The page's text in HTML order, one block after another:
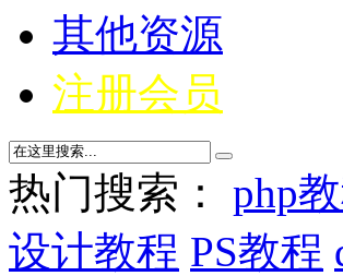
其他资源
注册会员
热门搜索： php
设计教程 PS教程